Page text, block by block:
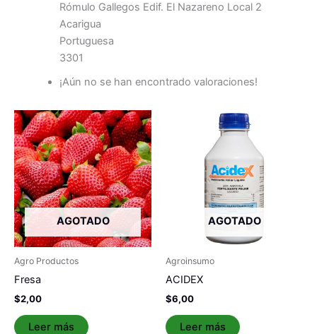
Rómulo Gallegos Edif. El Nazareno Local 2
Acarigua
Portuguesa
3301
¡Aún no se han encontrado valoraciones!
AGOTADO
Agro Productos
Fresa
$2,00
Leer más
AGOTADO
Agroinsumo
ACIDEX
$6,00
Leer más